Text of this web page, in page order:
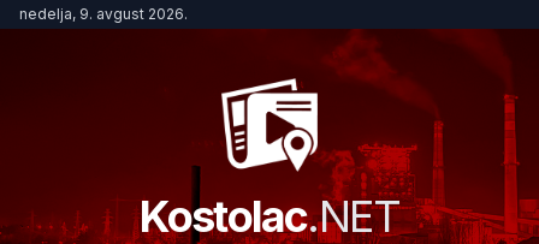
nedelja, 9. avgust 2026.
Kostolac.NET